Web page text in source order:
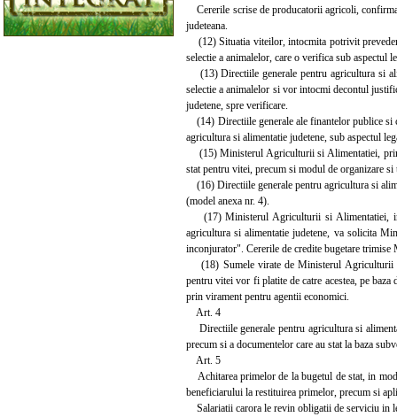
Cererile scrise de producatorii agricoli,
judeteana.
(12) Situatia viteilor, intocmita potrivit
selectie a animalelor, care o verifica sub aspectul
(13) Directiile generale pentru agricultura si
selectie a animalelor si vor intocmi decontul
judetene, spre verificare.
(14) Directiile generale ale finantelor publice si
agricultura si alimentatie judetene, sub aspectul
(15) Ministerul Agriculturii si Alimentatiei, prin
stat pentru vitei, precum si modul de organizare
(16) Directiile generale pentru agricultura si
(model anexa nr. 4).
(17) Ministerul Agriculturii si Alimentatiei, in
agricultura si alimentatie judetene, va solicita
inconjurator". Cererile de credite bugetare
(18) Sumele virate de Ministerul Agriculturii
pentru vitei vor fi platite de catre acestea, pe
prin virament pentru agentii economici.
Art. 4
Directiile generale pentru agricultura si
precum si a documentelor care au stat la baza
Art. 5
Achitarea primelor de la bugetul de stat, in mod
beneficiarului la restituirea primelor, precum si
Salariatii carora le revin obligatii de serviciu in